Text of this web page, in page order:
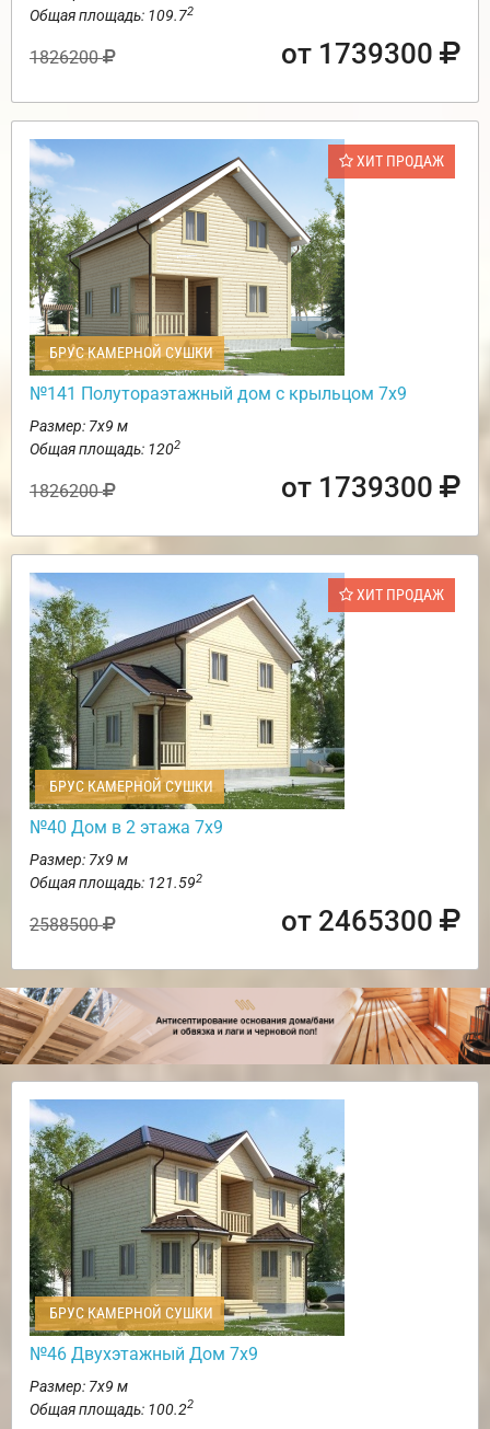
Общая площадь: 109.72
1826200 от 1739300
ХИТ ПРОДАЖ
БРУС КАМЕРНОЙ СУШКИ
№141 Полутораэтажный дом с крыльцом 7х9
Размер: 7х9 м
Общая площадь: 1202
1826200 от 1739300
ХИТ ПРОДАЖ
БРУС КАМЕРНОЙ СУШКИ
№40 Дом в 2 этажа 7х9
Размер: 7х9 м
Общая площадь: 121.592
2588500 от 2465300
БРУС КАМЕРНОЙ СУШКИ
№46 Двухэтажный Дом 7х9
Размер: 7х9 м
Общая площадь: 100.22